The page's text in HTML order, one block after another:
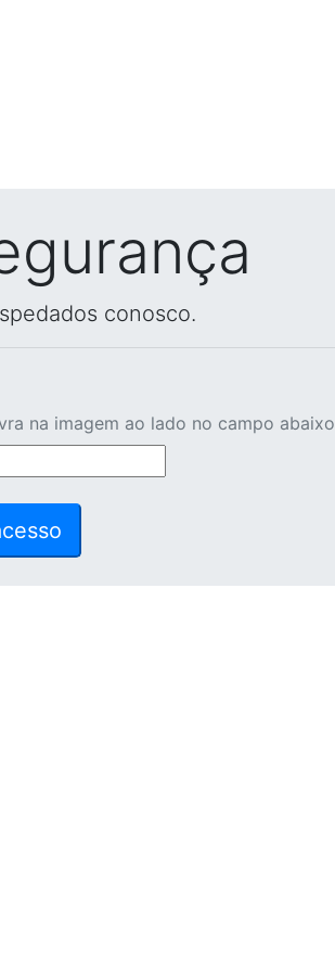
conosco.
na imagem ao lado no campo abaixo